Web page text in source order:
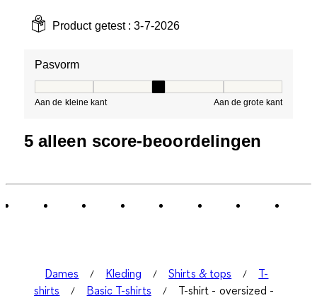
Product getest :3-7-2026
Pasvorm
Aan de kleine kant Aan de grote kant
5 alleen score-beoordelingen
Dames Kleding Shirts & tops
T-
shirts
Basic T-shirts
T-shirt - oversized -